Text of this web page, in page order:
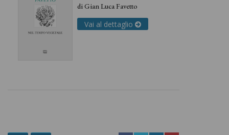
diGian Luca Favetto
Vai al dettaglio